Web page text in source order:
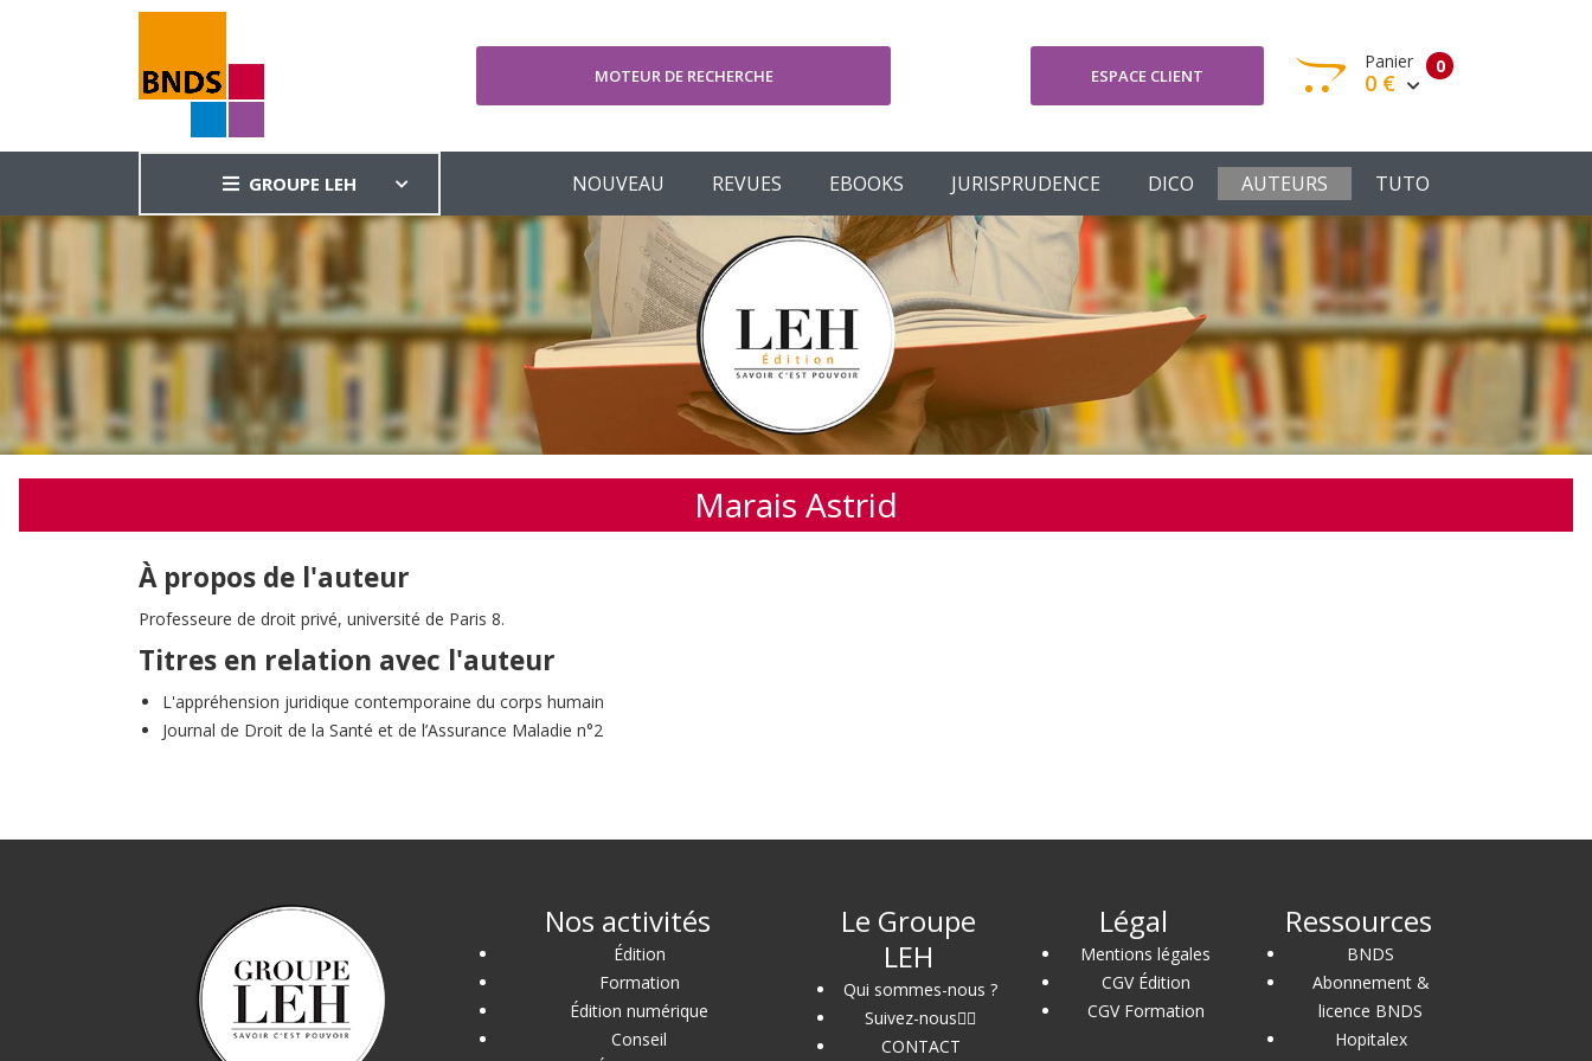
MOTEUR DE RECHERCHE ESPACE CLIENT 0
Panier
0 €
Votre panier est vide
Votre Panier Commander
GROUPE LEH NOUVEAU REVUES EBOOKS JURISPRUDENCE DICO AUTEURS TUTO
Marais Astrid
À propos de l'auteur
Professeure de droit privé, université de Paris 8.
Titres en relation avec l'auteur
L'appréhension juridique contemporaine du corps humain
Journal de Droit de la Santé et de l’Assurance Maladie n°2
Nos activités
Édition
Formation
Édition numérique
Conseil
Le Groupe
LEH
Qui sommes-nous ?
Suivez-nous
CONTACT
Légal
Mentions légales
CGV Édition
CGV Formation
Ressources
BNDS
Abonnement &
licence BNDS
Hopitalex